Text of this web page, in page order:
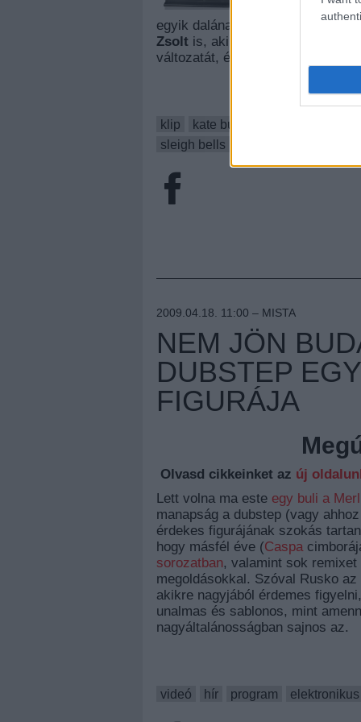
egyik dalának megható
Zsolt is, aki elkészítette a
változatát, és még az eredeti
klip
kate bush
sleigh bells
2009.04.18. 11:00 – MISTA
NEM JÖN
DUBSTEP
FIGURÁJA
Olvasd cikkeinket az új
Lett volna ma este egy buli a
manapság a dubstep (vagy
érdekes figurájának szokás
hogy másfél éve (Caspa
sorozatban, valamint sok
megoldásokkal. Szóval Rusko
akikre nagyjából érdemes
unalmas és sablonos, mint
nagyáltalánosságban sajnos az.
videó
hír program elektronikus